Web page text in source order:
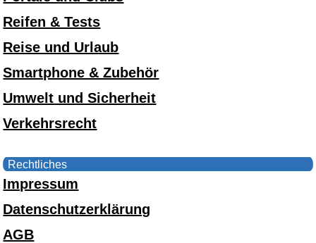
Reifen & Tests
Reise und Urlaub
Smartphone & Zubehör
Umwelt und Sicherheit
Verkehrsrecht
Rechtliches
Impressum
Datenschutzerklärung
AGB